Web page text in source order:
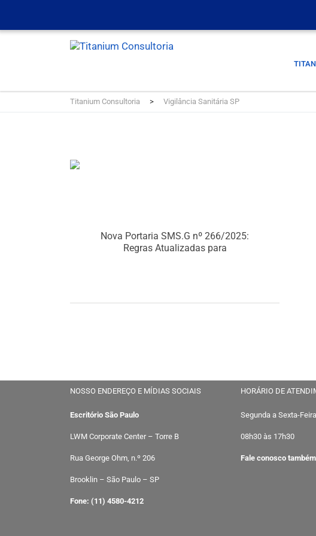
Titanium Consultoria > Vigilância Sanitária SP
Nova Portaria SMS.G nº 266/2025:
Regras Atualizadas para
NOSSO ENDEREÇO E MÍDIAS SOCIAIS
Escritório São Paulo
LWM Corporate Center – Torre B
Rua George Ohm, n.º 206
Brooklin – São Paulo – SP
Fone: (11) 4580-4212
HORÁRIO DE
Segunda a Sexta-Feira
08h30 às 17h30
Fale conosco